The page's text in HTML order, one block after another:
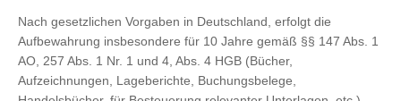
Nach gesetzlichen Vorgaben in Deutschland, erfolgt die
Aufbewahrung insbesondere für 10 Jahre gemäß §§ 147 Abs. 1
AO, 257 Abs. 1 Nr. 1 und 4, Abs. 4 HGB (Bücher,
Aufzeichnungen, Lageberichte, Buchungsbelege,